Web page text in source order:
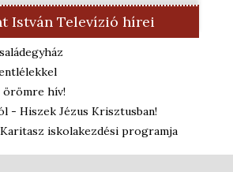
István Televízió hírei
örömre hív!
- Hiszek Jézus Krisztusban!
iskolakezdési programja